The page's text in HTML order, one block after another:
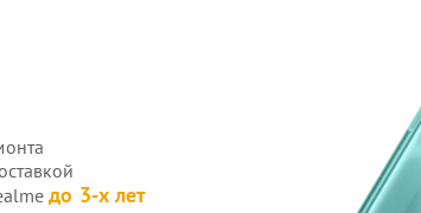
до 3-х лет